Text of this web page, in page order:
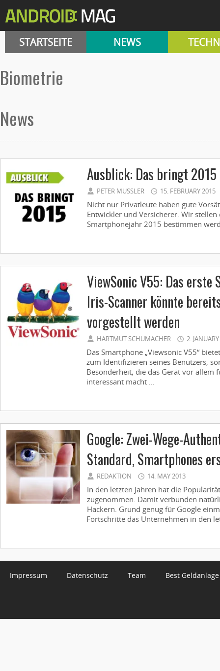
STARTSEITE NEWS
biometrie
News
Ausblick: Das bringt 2015
PETER MUSSLER 15. FEBRUARY 2015
Nicht nur Privatleute haben gute
Entwickler und Versicherer. Wir
Smartphonejahr 2015 bestimmen
ViewSonic V55: Das
Iris-Scanner könnte
vorgestellt werden
HARTMUT SCHUMACHER 2.
Das Smartphone „Viewsonic V55“
zum Identifizieren seines Benutzers,
Besonderheit, die das Gerät vor allem
interessant macht ...
Google: Zwei-Wege-
Standard, Smartphones
REDAKTION 14. MAY 2013
In den letzten Jahren hat die
zugenommen. Damit verbunden
Hackern. Grund genug für Google
Fortschritte das Unternehmen in den
Impressum Datenschutz Team Best Geldanlage